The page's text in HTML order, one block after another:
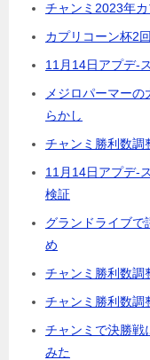
チャンミ2023年
カプリコーン杯2
11月14日アプデ-
メジロパーマー
らかし
チャンミ勝利数調
11月14日アプデ-
検証
グランドライブで
め
チャンミ勝利数調
チャンミ勝利数調
チャンミで決勝戦
みた